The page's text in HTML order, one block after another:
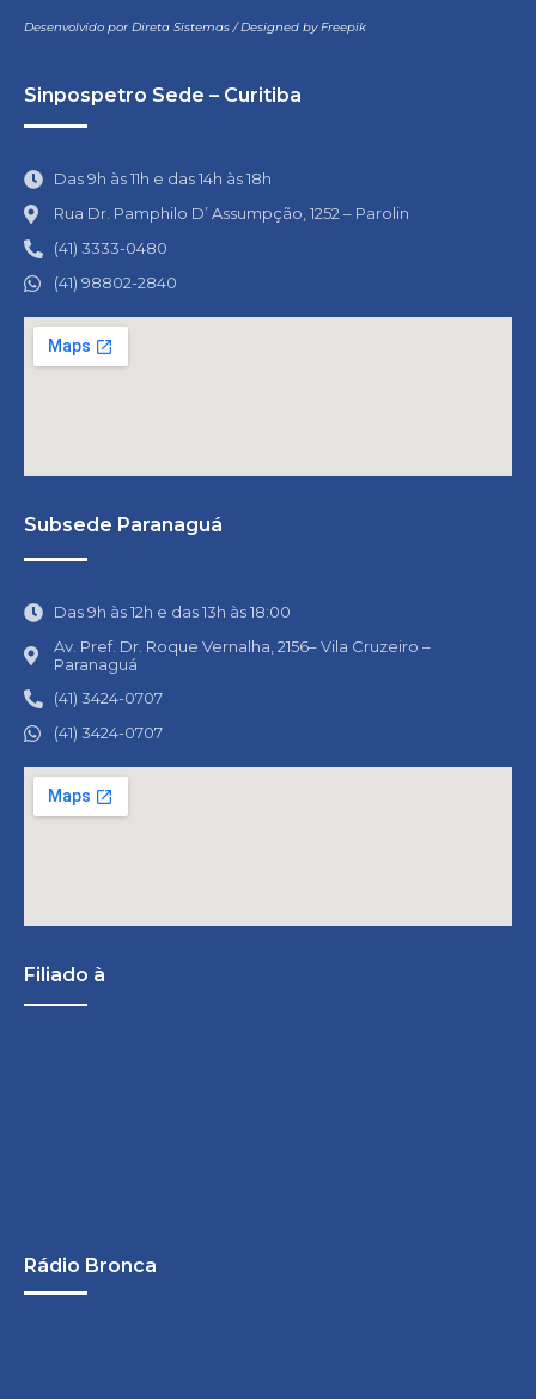
Desenvolvido por Direta Sistemas/Designed by Freepik
Sinpospetro Sede – Curitiba
Das 9h às 11h e das 14h às 18h
Rua Dr. Pamphilo D’ Assumpção, 1252 – Parolin
(41) 3333-0480
(41) 98802-2840
Subsede Paranaguá
Das 9h às 12h e das 13h às 18:00
Av. Pref. Dr. Roque Vernalha, 2156– Vila Cruzeiro –
Paranaguá
(41) 3424-0707
(41) 3424-0707
Filiado à
Rádio Bronca